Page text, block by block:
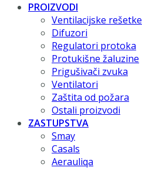
PROIZVODI
Ventilacijske rešetke
Difuzori
Regulatori protoka
Protukišne žaluzine
Prigušivači zvuka
Ventilatori
Zaštita od požara
Ostali proizvodi
ZASTUPSTVA
Smay
Casals
Aerauliqa